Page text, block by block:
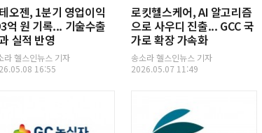
오젠, 1분기 영업이익
억 원 기록... 기술수출
실적 반영
라 헬스인뉴스 기자
16:55
로킷헬스케어, AI 알고리즘
으로 사우디 진출... GCC 국
가로 확장 가속화
송소라 헬스인뉴스 기자
2026.05.07 11:49